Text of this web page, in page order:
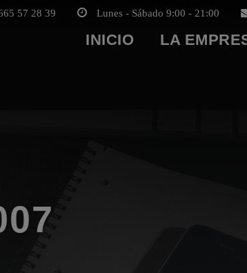
57 28 39 Lunes - Sábado 9:00 - 21:00
INICIO LA